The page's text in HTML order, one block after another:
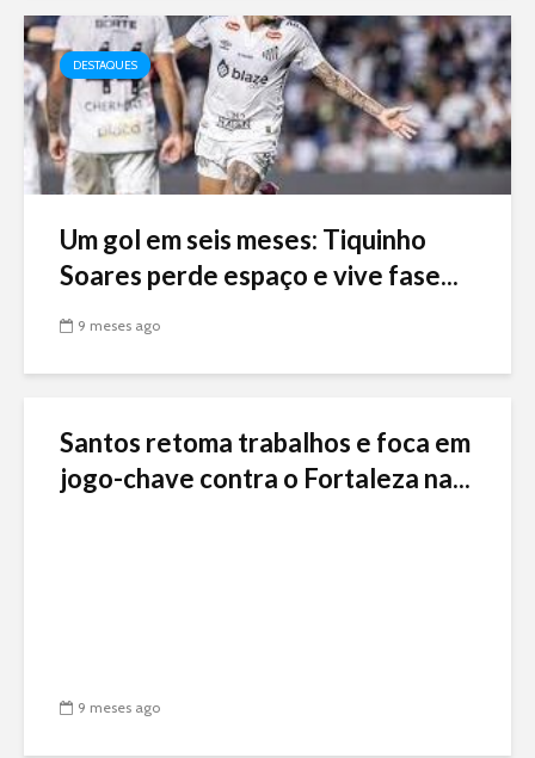
DESTAQUES
Um gol em seis meses: Tiquinho
Soares perde espaço e vive fase...
9 meses ago
Santos retoma trabalhos e foca em
jogo-chave contra o Fortaleza na...
9 meses ago